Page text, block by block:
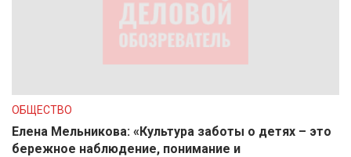
ОБЩЕСТВО
Елена Мельникова: «Культура заботы о детях – это
бережное наблюдение, понимание и